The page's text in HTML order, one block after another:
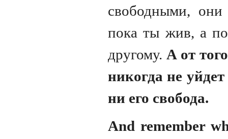
свободными, они
пока ты жив, а
другому. А от
никогда не
ни его свобода.
And remember